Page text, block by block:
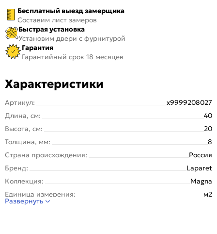
Бесплатный выезд замерщика
Составим лист замеров
Быстрая установка
Установим двери с фурнитурой
Гарантия
Гарантийный срок 18 месяцев
Характеристики
Артикул:
х9999208027
Длина, см:
40
Высота, см:
20
Толщина, мм:
8
Страна происхождения:
Россия
Бренд:
Laparet
Коллекция:
Magna
Единица измерения:
м2
Назначение:
Развернуть